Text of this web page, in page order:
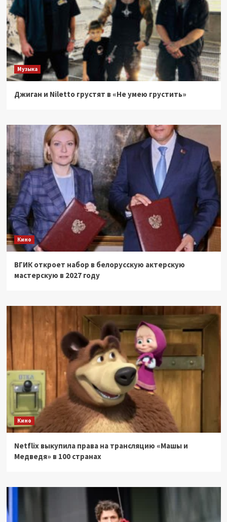
Музыка
Джиган и Niletto грустят в «Не умею грустить»
Кино
ВГИК откроет набор в белорусскую актерскую
мастерскую в 2027 году
Кино
Netflix выкупила права на трансляцию «Машы и
Медведя» в 100 странах